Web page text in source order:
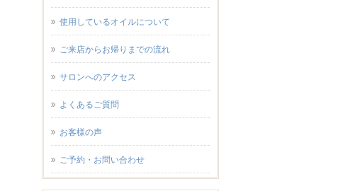
使用しているオイルについて
ご来店からお帰りまでの流れ
サロンへのアクセス
よくあるご質問
お客様の声
ご予約・お問い合わせ